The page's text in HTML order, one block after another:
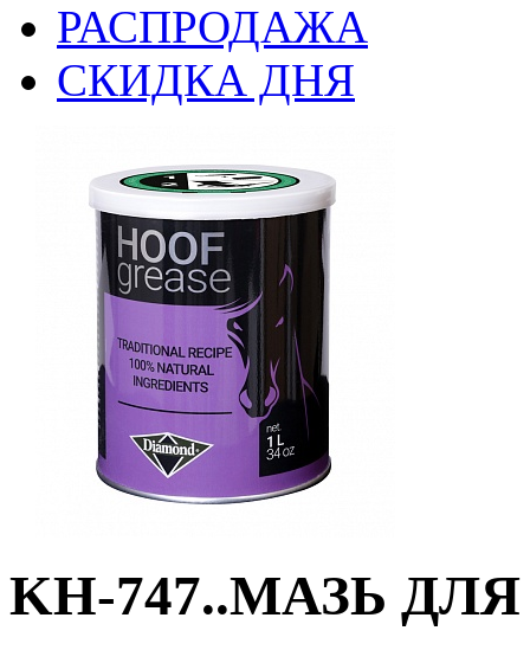
РАСПРОДАЖА
СКИДКА ДНЯ
KH-747..МАЗЬ